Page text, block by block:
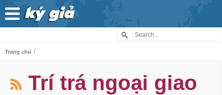
Trang chủ /
Trí trá ngoại giao